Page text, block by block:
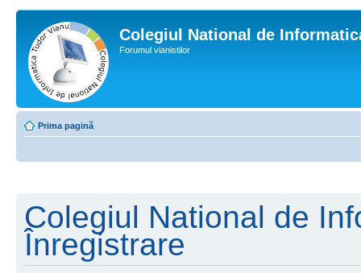
Colegiul National de
Forumul vianistilor
Prima pagină
Colegiul National de
Înregistrare